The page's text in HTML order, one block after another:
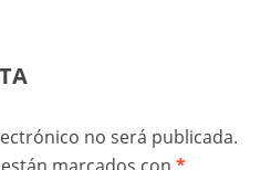
no será publicada.